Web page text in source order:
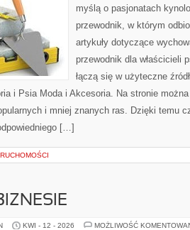
myślą o pasjonatach
przewodnik, w którym
artykuły dotyczące
przewodnik dla właścicieli
łączą się w użyteczne
i Psia Moda i Akcesoria. Na stronie
i mniej znanych ras. Dzięki temu
[…]
KWI - 12 - 2026 MOŻLIWOŚĆ